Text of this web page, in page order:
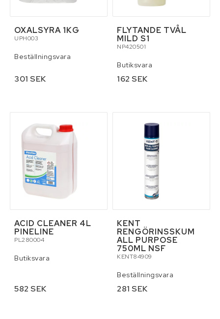
OXALSYRA 1KG
UPH003
Beställningsvara
301 SEK
FLYTANDE TVÅL
MILD S1
NP420501
Butiksvara
162 SEK
ACID CLEANER 4L
PINELINE
PL280004
Butiksvara
582 SEK
KENT
RENGÖRINSSKUM
ALL PURPOSE
750ML NSF
KENT84909
Beställningsvara
281 SEK